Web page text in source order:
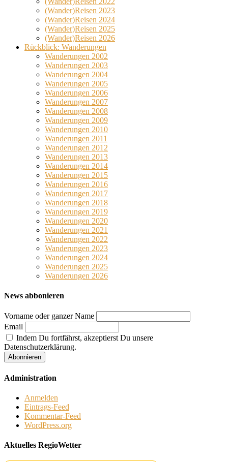
(Wander)Reisen 2023
(Wander)Reisen 2024
(Wander)Reisen 2025
(Wander)Reisen 2026
Rückblick: Wanderungen
Wanderungen 2002
Wanderungen 2003
Wanderungen 2004
Wanderungen 2005
Wanderungen 2006
Wanderungen 2007
Wanderungen 2008
Wanderungen 2009
Wanderungen 2010
Wanderungen 2011
Wanderungen 2012
Wanderungen 2013
Wanderungen 2014
Wanderungen 2015
Wanderungen 2016
Wanderungen 2017
Wanderungen 2018
Wanderungen 2019
Wanderungen 2020
Wanderungen 2021
Wanderungen 2022
Wanderungen 2023
Wanderungen 2024
Wanderungen 2025
Wanderungen 2026
News abbonieren
Vorname oder ganzer Name
Email
Indem Du fortfährst, akzeptierst Du unsere
Datenschutzerklärung.
Administration
Anmelden
Eintrags-Feed
Kommentar-Feed
WordPress.org
Aktuelles RegioWetter